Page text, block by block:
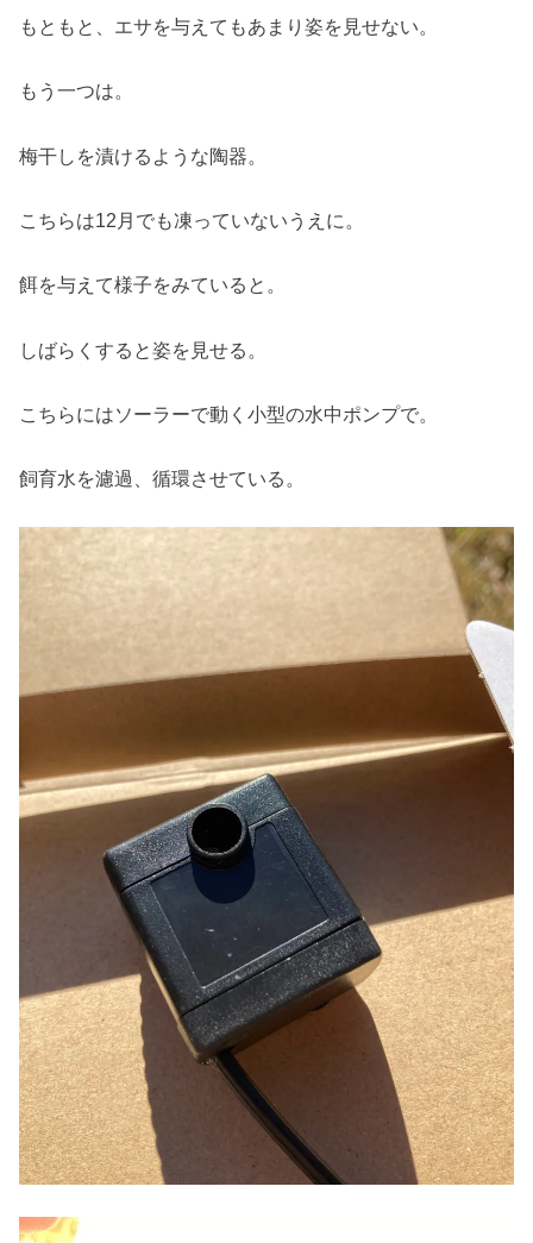
もともと、エサを与えてもあまり姿を見せない。
もう一つは。
梅干しを漬けるような陶器。
こちらは12月でも凍っていないうえに。
餌を与えて様子をみていると。
しばらくすると姿を見せる。
こちらにはソーラーで動く小型の水中ポンプで。
飼育水を濾過、循環させている。